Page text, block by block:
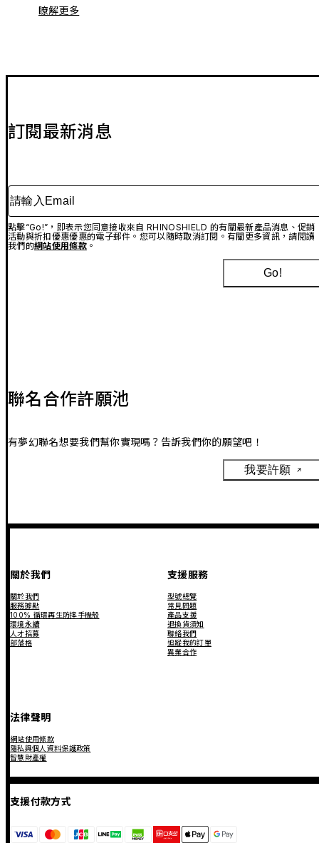
瞭解更多
訂閱最新消息
請輸入Email
點擊“Go!”，即表示您同意接收來自 RHINOSHIELD 的有關最新產品消息、促銷
活動與折扣優惠優惠的電子郵件。您可以隨時取消訂閱。有關更多資訊，請閱讀
我們的網站使用條款。
Go!
聯名合作許願池
有夢幻聯名想要我們幫你實現嗎？告訴我們你的願望吧！
我要許願
關於我們
關於我們
服務據點
100% 循環再生防摔手機殼
環境永續
人才招募
部落格
支援服務
型號總覽
常見問題
產品支援
退換貨須知
聯絡我們
追蹤我的訂單
異業合作
法律聲明
網站使用條款
隱私與個人資料保護政策
智慧財產權
支援付款方式